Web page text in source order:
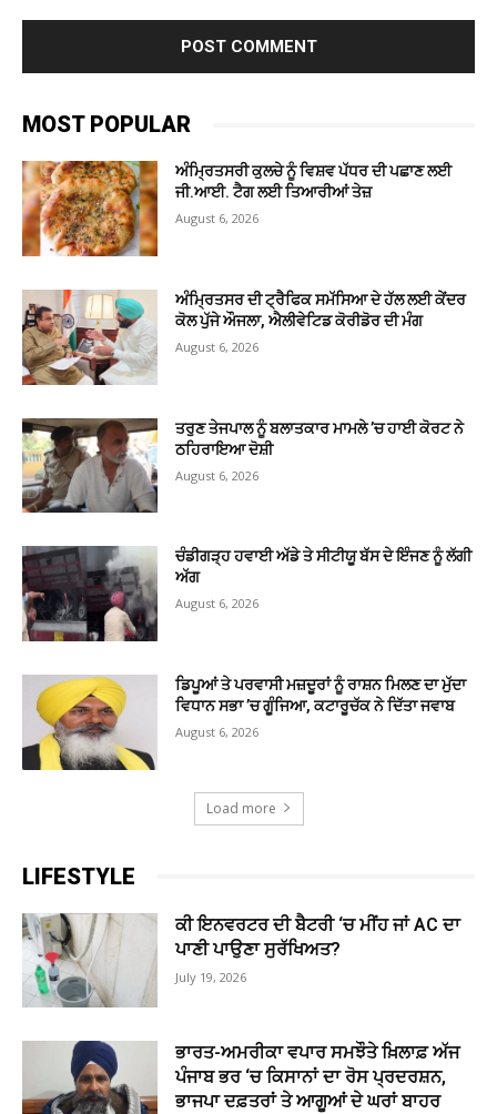
MOST POPULAR
ਅੰਮ੍ਰਿਤਸਰੀ ਕੁਲਚੇ ਨੂੰ ਵਿਸ਼ਵ ਪੱਧਰ ਦੀ ਪਛਾਣ ਲਈ
ਜੀ.ਆਈ. ਟੈਗ ਲਈ ਤਿਆਰੀਆਂ ਤੇਜ਼
August 6, 2026
ਅੰਮ੍ਰਿਤਸਰ ਦੀ ਟ੍ਰੈਫਿਕ ਸਮੱਸਿਆ ਦੇ ਹੱਲ ਲਈ ਕੇਂਦਰ
ਕੋਲ ਪੁੱਜੇ ਔਜਲਾ, ਐਲੀਵੇਟਿਡ ਕੋਰੀਡੋਰ ਦੀ ਮੰਗ
August 6, 2026
ਤਰੁਣ ਤੇਜਪਾਲ ਨੂੰ ਬਲਾਤਕਾਰ ਮਾਮਲੇ ’ਚ ਹਾਈ ਕੋਰਟ ਨੇ
ਠਹਿਰਾਇਆ ਦੋਸ਼ੀ
August 6, 2026
ਚੰਡੀਗੜ੍ਹ ਹਵਾਈ ਅੱਡੇ ਤੇ ਸੀਟੀਯੂ ਬੱਸ ਦੇ ਇੰਜਣ ਨੂੰ ਲੱਗੀ
ਅੱਗ
August 6, 2026
ਡਿਪੂਆਂ ਤੇ ਪਰਵਾਸੀ ਮਜ਼ਦੂਰਾਂ ਨੂੰ ਰਾਸ਼ਨ ਮਿਲਣ ਦਾ ਮੁੱਦਾ
ਵਿਧਾਨ ਸਭਾ ’ਚ ਗੂੰਜਿਆ, ਕਟਾਰੂਚੱਕ ਨੇ ਦਿੱਤਾ ਜਵਾਬ
August 6, 2026
Load more
LIFESTYLE
ਕੀ ਇਨਵਰਟਰ ਦੀ ਬੈਟਰੀ ‘ਚ ਮੀਂਹ ਜਾਂ AC ਦਾ
ਪਾਣੀ ਪਾਉਣਾ ਸੁਰੱਖਿਅਤ?
July 19, 2026
ਭਾਰਤ-ਅਮਰੀਕਾ ਵਪਾਰ ਸਮਝੌਤੇ ਖ਼ਿਲਾਫ਼ ਅੱਜ
ਪੰਜਾਬ ਭਰ ‘ਚ ਕਿਸਾਨਾਂ ਦਾ ਰੋਸ ਪ੍ਰਦਰਸ਼ਨ,
ਭਾਜਪਾ ਦਫ਼ਤਰਾਂ ਤੇ ਆਗੂਆਂ ਦੇ ਘਰਾਂ ਬਾਹਰ